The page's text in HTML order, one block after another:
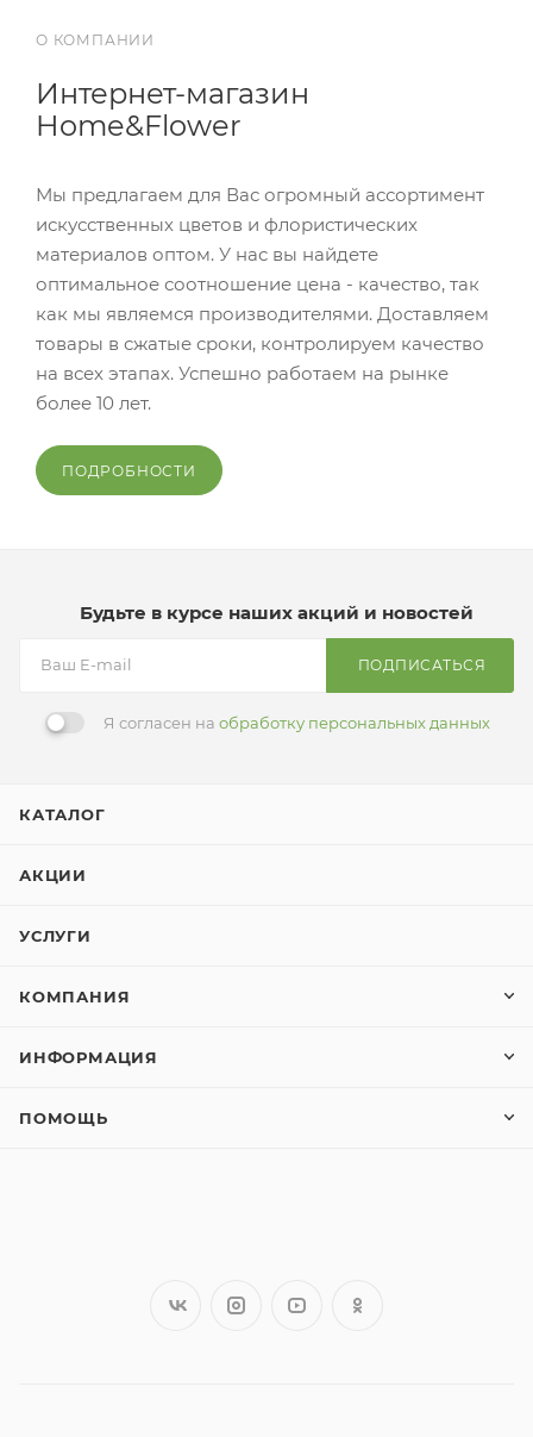
О КОМПАНИИ
Интернет-магазин
Home&Flower
Мы предлагаем для Вас огромный ассортимент
искусственных цветов и флористических
материалов оптом. У нас вы найдете
оптимальное соотношение цена - качество, так
как мы являемся производителями. Доставляем
товары в сжатые сроки, контролируем качество
на всех этапах. Успешно работаем на рынке
более 10 лет.
ПОДРОБНОСТИ
Будьте в курсе наших акций и новостей
ПОДПИСАТЬСЯ
Я согласен на обработку персональных данных
КАТАЛОГ
АКЦИИ
УСЛУГИ
КОМПАНИЯ
ИНФОРМАЦИЯ
ПОМОЩЬ